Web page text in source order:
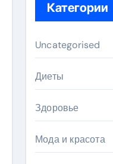
Категории
Uncategorised
Диеты
Здоровье
Мода и красота